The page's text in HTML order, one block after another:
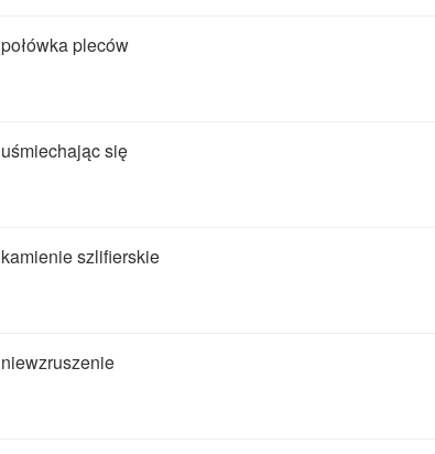
połówka pleców
uśmiechając się
kamienie szlifierskie
niewzruszenie